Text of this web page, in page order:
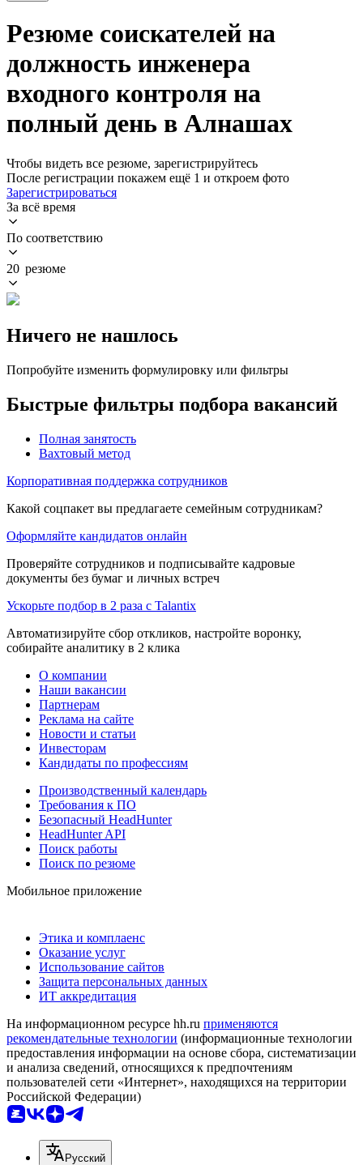
Резюме соискателей на
должность инженера
входного контроля на
полный день в Алнашах
Чтобы видеть все резюме, зарегистрируйтесь
После регистрации покажем ещё 1 и откроем фото
Зарегистрироваться
За всё время
По соответствию
20 резюме
Ничего не нашлось
Попробуйте изменить формулировку или фильтры
Быстрые фильтры подбора вакансий
Полная занятость
Вахтовый метод
Корпоративная поддержка сотрудников
Какой соцпакет вы предлагаете семейным сотрудникам?
Оформляйте кандидатов онлайн
Проверяйте сотрудников и подписывайте кадровые
документы без бумаг и личных встреч
Ускорьте подбор в 2 раза с Talantix
Автоматизируйте сбор откликов, настройте воронку,
собирайте аналитику в 2 клика
О компании
Наши вакансии
Партнерам
Реклама на сайте
Новости и статьи
Инвесторам
Кандидаты по профессиям
Производственный календарь
Требования к ПО
Безопасный HeadHunter
HeadHunter API
Поиск работы
Поиск по резюме
Мобильное приложение
Этика и комплаенс
Оказание услуг
Использование сайтов
Защита персональных данных
ИТ аккредитация
На информационном ресурсе hh.ru применяются
рекомендательные технологии (информационные технологии
предоставления информации на основе сбора, систематизации
и анализа сведений, относящихся к предпочтениям
пользователей сети «Интернет», находящихся на территории
Российской Федерации)
Русский